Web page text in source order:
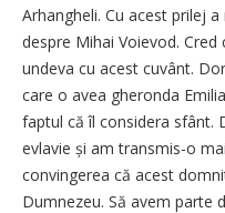
Arhangheli. Cu acest prilej
despre Mihai Voievod.
undeva cu acest cuvânt.
care o avea gheronda
faptul că îl considera sfânt.
evlavie și am transmis-o
convingerea că acest
Dumnezeu. Să avem parte